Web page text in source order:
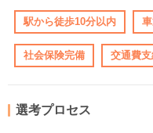
駅から徒歩10分以内
社会保険完備 交通費
選考プロセス